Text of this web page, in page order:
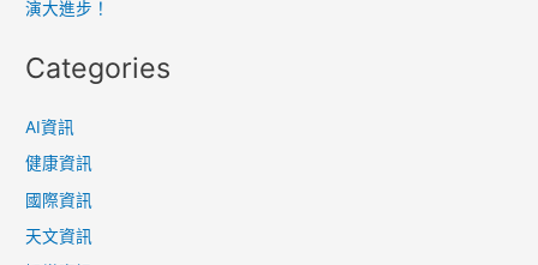
演大進步！
Categories
AI資訊
健康資訊
國際資訊
天文資訊